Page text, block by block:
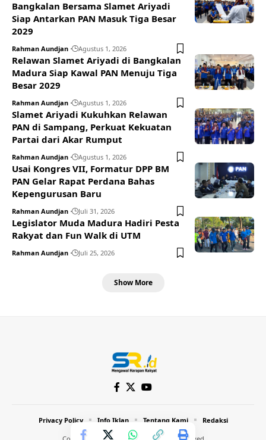
Bangkalan Bersama Slamet Ariyadi
Siap Antarkan PAN Masuk Tiga Besar
2029
Rahman Aundjan Agustus 1, 2026
Relawan Slamet Ariyadi di Bangkalan
Madura Siap Kawal PAN Menuju Tiga
Besar 2029
Rahman Aundjan Agustus 1, 2026
Slamet Ariyadi Kukuhkan Relawan
PAN di Sampang, Perkuat Kekuatan
Partai dari Akar Rumput
Rahman Aundjan Agustus 1, 2026
Usai Kongres VII, Formatur DPP BM
PAN Gelar Rapat Perdana Bahas
Kepengurusan Baru
Rahman Aundjan Juli 31, 2026
Legislator Muda Madura Hadiri Pesta
Rakyat dan Fun Walk di UTM
Rahman Aundjan Juli 25, 2026
Show More
Privacy Policy Info Iklan Tentang Kami Redaksi